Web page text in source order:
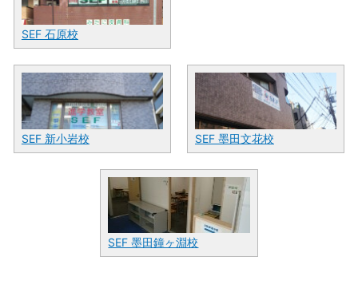
SEF 石原校
SEF 新小岩校 SEF 墨田文花校
SEF 墨田鐘ヶ淵校